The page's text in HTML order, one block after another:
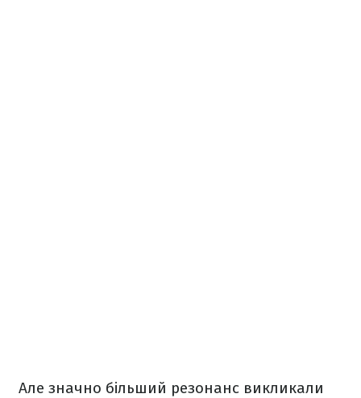
Але значно більший резонанс викликали